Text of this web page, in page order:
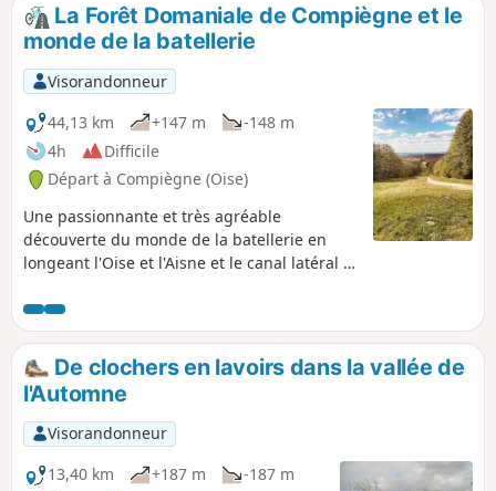
La Forêt Domaniale de Compiègne et le
monde de la batellerie
Visorandonneur
44,13 km
+147 m
-148 m
4h
Difficile
Départ à Compiègne (Oise)
Une passionnante et très agréable
découverte du monde de la batellerie en
longeant l'Oise et l'Aisne et le canal latéral à
Thourotte, puis, sillonner cette très belle
Forêt de Compiègne qui cache un lieu
historique comme la Clairière de l'Armistice,
des arbres remarquables, une vue
impressionnante sur le Palais Impérial de
Compiègne.
De clochers en lavoirs dans la vallée de
l'Automne
Visorandonneur
13,40 km
+187 m
-187 m